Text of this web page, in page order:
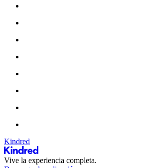
Kindred
Vive la experiencia completa.